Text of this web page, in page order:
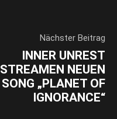
Nächster Beitrag
INNER UNREST
STREAMEN NEUEN
SONG „PLANET OF
IGNORANCE“